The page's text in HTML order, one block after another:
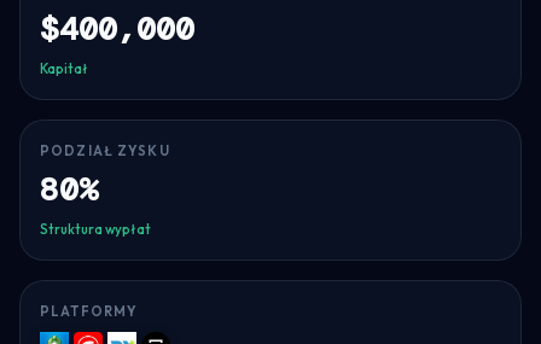
$400,000
Kapitał
PODZIAŁ ZYSKU
80%
Struktura wypłat
PLATFORMY